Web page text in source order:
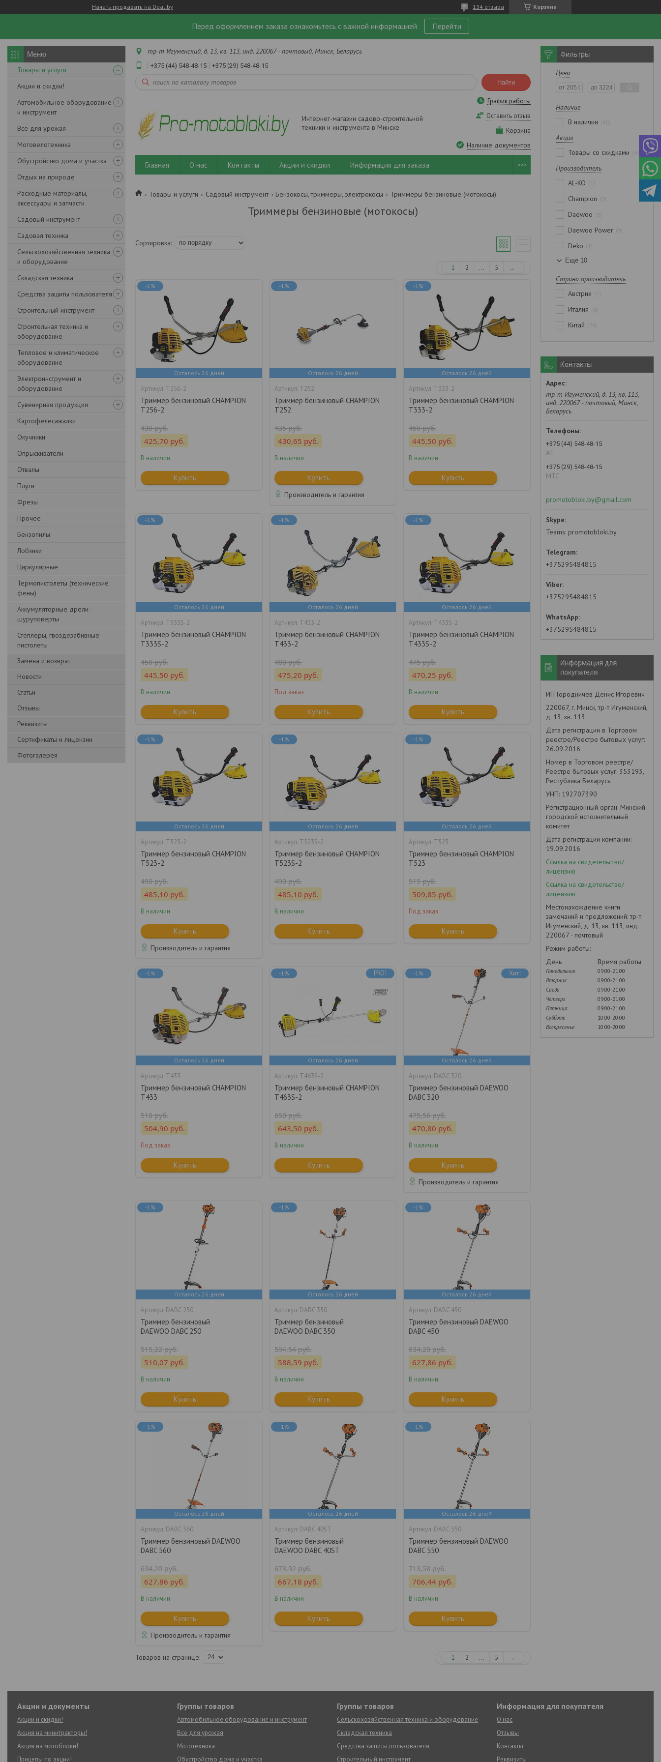
Начать продавать на Deal.by Корзина
134 отзыва
Перед оформлением заказа ознакомьтесь с важной информацией Перейти
Товары и услуги
Акции и скидки!
Автомобильное оборудование
и инструмент
Все для урожая
Мотовелотехника
Обустройство дома и участка
Отдых на природе
Расходные материалы,
аксессуары и запчасти
Садовый инструмент
Садовая техника
Сельскохозяйственная техника
и оборудование
Складская техника
Средства защиты пользователя
Строительный инструмент
Строительная техника и
оборудование
Тепловое и климатическое
оборудование
Электроинструмент и
оборудование
Сувенирная продукция
Картофелесажалки
Окучники
Опрыскиватели
Отвалы
Плуги
Фрезы
Прочее
Бензопилы
Лобзики
Циркулярные
Термопистолеты (технические
фены)
Аккумуляторные дрели-
шуруповерты
Степлеры, гвоздезабивные
пистолеты
Замена и возврат
Новости
Статьи
Отзывы
Реквизиты
Сертификаты и лицензии
Фотогалерея
тр-т Игуменский, д. 13, кв. 113, инд. 220067 - почтовый, Минск, Беларусь
+375 (44) 548-48-15 +375 (29) 548-48-15
Найти
Интернет-магазин садово-строительной
техники и инструмента в Минске
График работы
Оставить отзыв
Корзина
Наличие документов
Главная О нас Контакты Акции и скидки Информация для заказа
Товары и услуги Садовый инструмент Бензокосы, триммеры, электрокосы Триммеры бензиновые (мотокосы)
Триммеры бензиновые (мотокосы)
1 2 ... 5 →
-1%
Осталось 26 дней
T256-2
Триммер бензиновый CHAMPION
T256-2
430руб.
425,70 руб.
В наличии
Купить
-1%
Осталось 26 дней
T252
Триммер бензиновый CHAMPION
T252
435руб.
430,65 руб.
В наличии
Купить
Производитель и гарантия
-1%
Осталось 26 дней
Т333-2
Триммер бензиновый CHAMPION
T333-2
450руб.
445,50 руб.
В наличии
Купить
-1%
Осталось 26 дней
Т333S-2
Триммер бензиновый CHAMPION
T333S-2
450руб.
445,50 руб.
В наличии
Купить
-1%
Осталось 26 дней
Т433-2
Триммер бензиновый CHAMPION
T433-2
480руб.
475,20 руб.
Под заказ
Купить
-1%
Осталось 26 дней
Т433S-2
Триммер бензиновый CHAMPION
T433S-2
475руб.
470,25 руб.
В наличии
Купить
-1%
Осталось 26 дней
T523-2
Триммер бензиновый CHAMPION
T523-2
490руб.
485,10 руб.
В наличии
Купить
Производитель и гарантия
-1%
Осталось 26 дней
T523S-2
Триммер бензиновый CHAMPION
T523S-2
490руб.
485,10 руб.
В наличии
Купить
-1%
Осталось 26 дней
T523
Триммер бензиновый CHAMPION
T523
515руб.
509,85 руб.
Под заказ
Купить
-1%
Осталось 26 дней
Т433
Триммер бензиновый CHAMPION
Т433
510руб.
504,90 руб.
Под заказ
Купить
-1%
Осталось 26 дней
PRO!
T463S-2
Триммер бензиновый CHAMPION
T463S-2
650руб.
643,50 руб.
В наличии
Купить
-1%
Осталось 26 дней
Хит!
DABC 320
Триммер бензиновый DAEWOO
DABC 320
475,56руб.
470,80 руб.
В наличии
Купить
Производитель и гарантия
-1%
Осталось 26 дней
DABC 250
Триммер бензиновый
DAEWOO DABC 250
515,22руб.
510,07 руб.
В наличии
Купить
-1%
Осталось 26 дней
DABC 350
Триммер бензиновый
DAEWOO DABC 350
594,54руб.
588,59 руб.
В наличии
Купить
-1%
Осталось 26 дней
DABC 450
Триммер бензиновый DAEWOO
DABC 450
634,20руб.
627,86 руб.
В наличии
Купить
-1%
Осталось 26 дней
DABC 560
Триммер бензиновый DAEWOO
DABC 560
634,20руб.
627,86 руб.
В наличии
Купить
Производитель и гарантия
-1%
Осталось 26 дней
DABC 40ST
Триммер бензиновый
DAEWOO DABC 40ST
673,92руб.
667,18 руб.
В наличии
Купить
-1%
Осталось 26 дней
DABC 550
Триммер бензиновый DAEWOO
DABC 550
713,58руб.
706,44 руб.
В наличии
Купить
1 2 ... 5 →
Фильтры
Цена
Наличие
В наличии
Акция
Товары со скидками
Производитель
AL-KO
Champion
Daewoo
Daewoo Power
Deko
Еще 10
Страна производитель
Австрия
Италия
Китай
Контакты
тр-т Игуменский, д. 13, кв. 113,
инд. 220067 - почтовый, Минск,
Беларусь
+375 (44) 548-48-15
А1
+375 (29) 548-48-15
MTC
promotobloki.by@gmail.com
Teams: promotobloki.by
+375295484815
+375295484815
+375295484815
Информация для
покупателя
ИП Городничев Денис Игоревич
220067, г. Минск, тр-т Игуменский,
д. 13, кв. 113
Дата регистрации в Торговом
реестре/Реестре бытовых услуг:
26.09.2016
Номер в Торговом реестре/
Реестре бытовых услуг: 353193,
Республика Беларусь
УНП: 192707390
Регистрационный орган: Минский
городской исполнительный
комитет
Дата регистрации компании:
19.09.2016
Ссылка на свидетельство/
лицензию
Ссылка на свидетельство/
лицензию
Местонахождение книги
замечаний и предложений: тр-т
Игуменский, д. 13, кв. 113, инд.
220067 - почтовый
Режим работы:
День
Время работы
Понедельник
09:00-21:00
Вторник
09:00-21:00
Среда
09:00-21:00
Четверг
09:00-21:00
Пятница
09:00-21:00
Суббота
10:00-20:00
Воскресенье
10:00-20:00
Акции и документы
Акции и скидки!
Акция на минитракторы!
Акция на мотоблоки!
Прицепы по акции!
Группы товаров
Автомобильное оборудование и инструмент
Все для урожая
Мототехника
Обустройство дома и участка
Группы товаров
Сельскохозяйственная техника и оборудование
Складская техника
Средства защиты пользователя
Строительный инструмент
Информация для покупателя
О нас
Отзывы
Контакты
Реквизиты